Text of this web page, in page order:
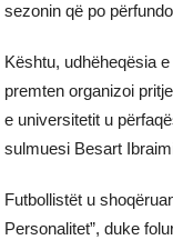
sezonin që po
Kështu, udhëheqësia
premten organizoi
e universitetit u
sulmuesi Besart
Futbollistët u
Personalitet”, duke